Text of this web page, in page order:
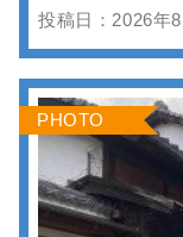
投稿日：2026年
PHOTO